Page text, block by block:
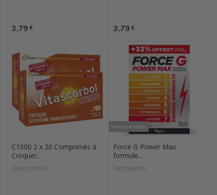
Prix
3,79 € Prix
3,79 €
C1000 2 x 20 Comprimés à
Croquer...
Vitascorbol
Indisponible
Force G Power Max
formule...
Nutrisante